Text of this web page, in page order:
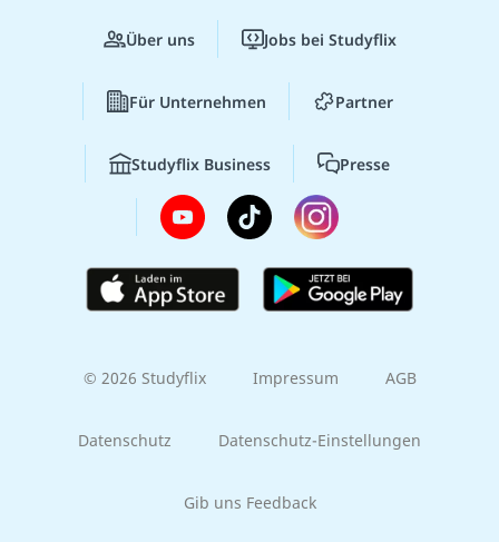
Über uns Jobs bei Studyflix
Für Unternehmen Partner
Studyflix Business Presse
© 2026 Studyflix Impressum AGB
Datenschutz Datenschutz-Einstellungen
Gib uns Feedback